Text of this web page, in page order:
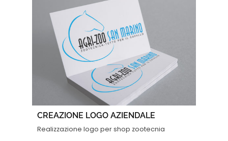
CREAZIONE LOGO AZIENDALE
Realizzazione logo per shop zootecnia